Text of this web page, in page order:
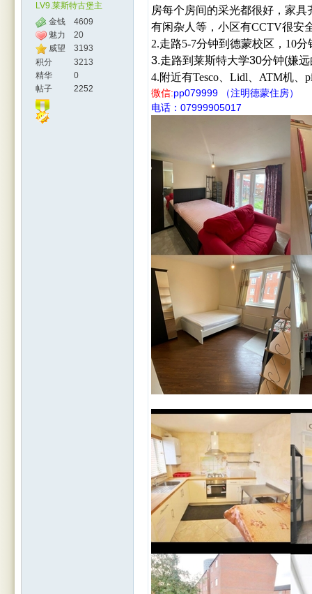
人网
LV9.莱斯特古堡主
金钱
4609
魅力
20
威望
3193
积分
3213
精华
0
帖子
2252
房每个房间的采光都很好，家具
有闲杂人等，小区有CCTV很安
2.走路5-7分钟到德蒙校区，10
3.走路到莱斯特大学30分钟(嫌
4.附近有Tesco、Lidl、ATM机、
微信:pp079999 （注明德蒙住房）
电话：07999905017